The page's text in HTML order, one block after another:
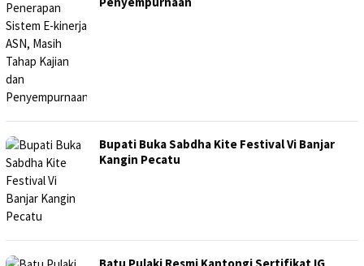
Bupati Buka Sabdha Kite Festival Vi Banjar
Kangin Pecatu